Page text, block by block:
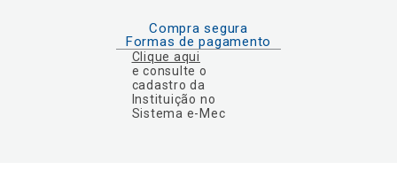
Compra segura
Formas de pagamento
Clique aqui
e consulte o
cadastro da
Instituição no
Sistema e-Mec